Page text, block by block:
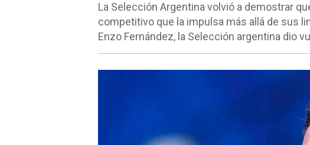
La Selección Argentina volvió a demostrar
competitivo que la impulsa más allá de sus
Enzo Fernández, la Selección argentina dio